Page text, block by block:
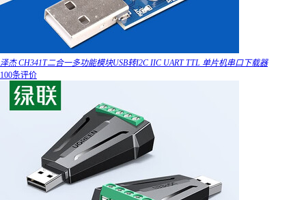
泽杰 CH341T二合一多功能模块USB转I2C IIC UART TTL 单片机串口下载器
100条评价